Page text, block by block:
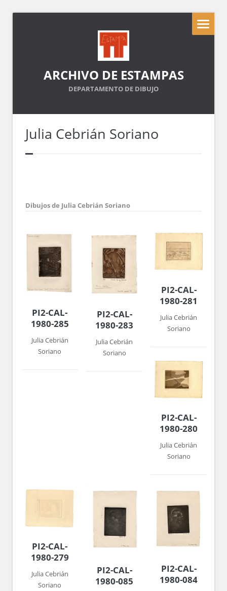
ARCHIVO DE ESTAMPAS
DEPARTAMENTO DE DIBUJO
Julia Cebrián Soriano
Dibujos de Julia Cebrián Soriano
PI2-CAL-
1980-285
Julia Cebrián
Soriano
PI2-CAL-
1980-283
Julia Cebrián
Soriano
PI2-CAL-
1980-281
Julia Cebrián
Soriano
PI2-CAL-
1980-280
Julia Cebrián
Soriano
PI2-CAL-
1980-279
Julia Cebrián
Soriano
PI2-CAL-
1980-085
PI2-CAL-
1980-084